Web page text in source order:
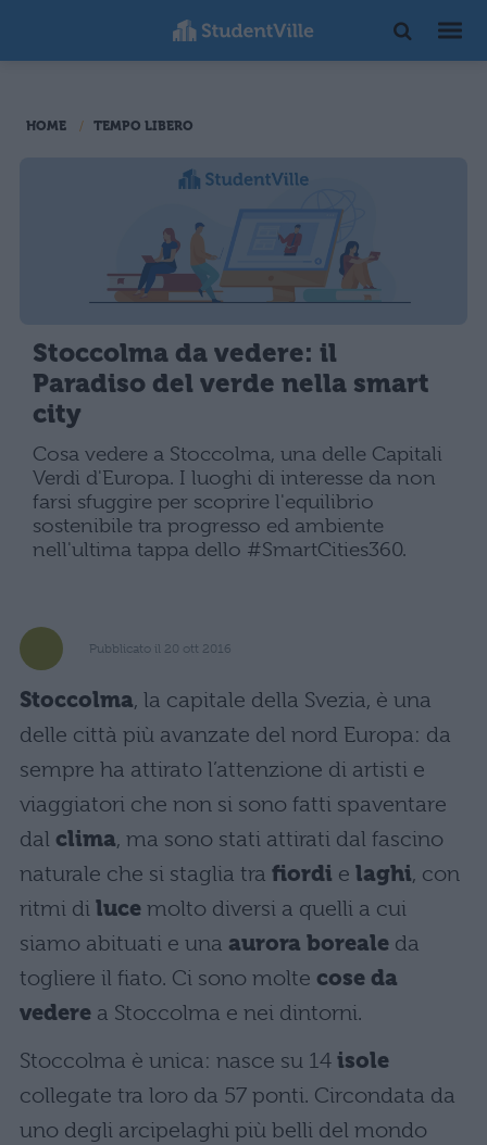
HOME TEMPO LIBERO
Stoccolma da vedere: il
Paradiso del verde nella smart
city
Cosa vedere a Stoccolma, una delle Capitali
Verdi d'Europa. I luoghi di interesse da non
farsi sfuggire per scoprire l'equilibrio
sostenibile tra progresso ed ambiente
nell'ultima tappa dello #SmartCities360.
Pubblicato il 20 ott 2016
Stoccolma, la capitale della Svezia, è una
delle città più avanzate del nord Europa: da
sempre ha attirato l’attenzione di artisti e
viaggiatori che non si sono fatti spaventare
dal clima, ma sono stati attirati dal fascino
naturale che si staglia tra fiordi e laghi, con
ritmi di luce molto diversi a quelli a cui
siamo abituati e una aurora boreale da
togliere il fiato. Ci sono molte cose da
vedere a Stoccolma e nei dintorni.
Stoccolma è unica: nasce su 14 isole
collegate tra loro da 57 ponti. Circondata da
uno degli arcipelaghi più belli del mondo